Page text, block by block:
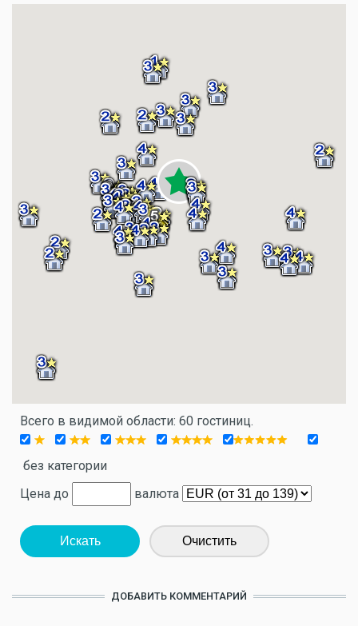
Всего в видимой области: 60 гостиниц.
без категории
Цена до
валюта
Искать Очистить
ДОБАВИТЬ КОММЕНТАРИЙ